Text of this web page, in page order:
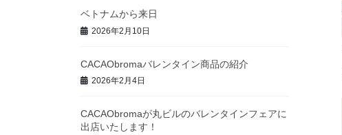
ベトナムから来日
2026年2月10日
CACAObromaバレンタイン商品の紹介
2026年2月4日
CACAObromaが丸ビルのバレンタインフェアに
出店いたします！